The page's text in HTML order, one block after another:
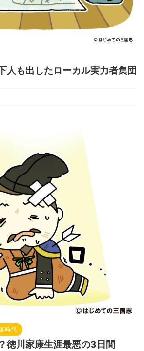
人も出したローカル実力者集団
時代
徳川家康生涯最悪の3日間